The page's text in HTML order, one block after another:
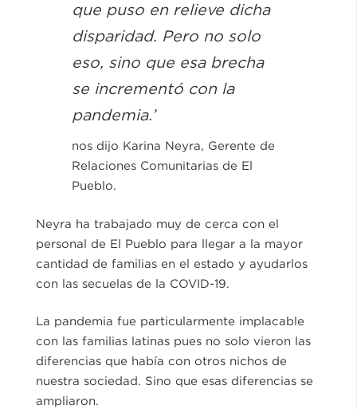
que puso en relieve dicha
disparidad. Pero no solo
eso, sino que esa brecha
se incrementó con la
pandemia.’
nos dijo Karina Neyra, Gerente de
Relaciones Comunitarias de El
Pueblo.
Neyra ha trabajado muy de cerca con el
personal de El Pueblo para llegar a la mayor
cantidad de familias en el estado y ayudarlos
con las secuelas de la COVID-19.
La pandemia fue particularmente implacable
con las familias latinas pues no solo vieron las
diferencias que había con otros nichos de
nuestra sociedad. Sino que esas diferencias se
ampliaron.